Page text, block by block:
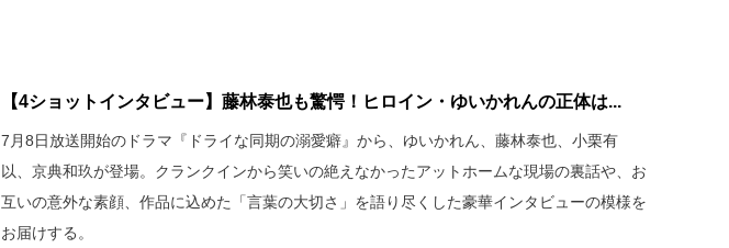
【4ショットインタビュー】藤林泰也も驚愕！ヒロイン・ゆいかれんの正体は...
7月8日放送開始のドラマ『ドライな同期の溺愛癖』から、ゆいかれん、藤林泰也、小栗有
以、京典和玖が登場。クランクインから笑いの絶えなかったアットホームな現場の裏話や、お
互いの意外な素顔、作品に込めた「言葉の大切さ」を語り尽くした豪華インタビューの模様を
お届けする。